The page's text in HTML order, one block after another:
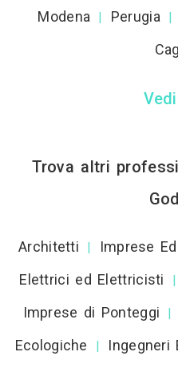
Modena | Perugia |
Trova altri
Architetti | Imprese
Elettrici ed Elettricisti
|
Imprese di Ponteggi |
Ecologiche
| Ingegneri